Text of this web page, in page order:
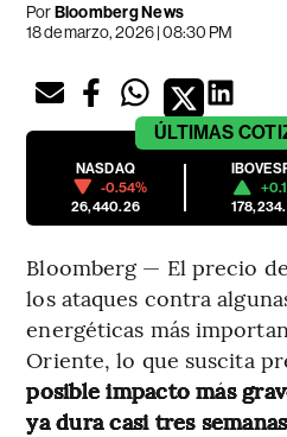
PorBloomberg News
18 de marzo, 2026 | 08:30 PM
ÚLTIMAS
NASDAQ
-0.54%
26,440.26
Bloomberg — El precio
los ataques contra
energéticas más
Oriente, lo que suscita
posible impacto más
ya dura casi tres